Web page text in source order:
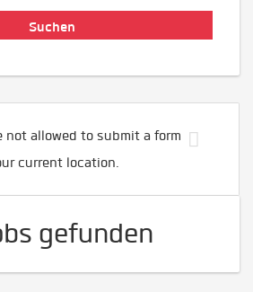
not allowed to submit a form
current location.
gefunden